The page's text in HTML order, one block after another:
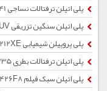
پلی اتیلن ترفتالات نساجی HomBright TG641
پلی اتیلن سنگین تزریقی 62N11UV
پلی پروپیلن شیمیایی RG3212XE
پلی اتیلن ترفتالات بطری BG735
پلی اتیلن سبک فیلم 2426F8